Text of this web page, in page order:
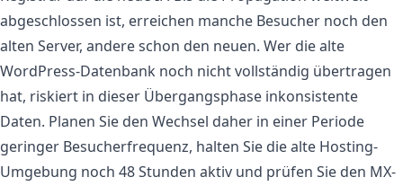
abgeschlossen ist, erreichen manche Besucher noch den
alten Server, andere schon den neuen. Wer die alte
WordPress-Datenbank noch nicht vollständig übertragen
hat, riskiert in dieser Übergangsphase inkonsistente
Daten. Planen Sie den Wechsel daher in einer Periode
geringer Besucherfrequenz, halten Sie die alte Hosting-
Umgebung noch 48 Stunden aktiv und prüfen Sie den MX-